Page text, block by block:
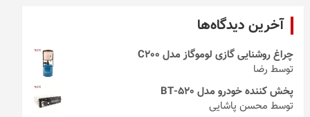
آخرین دیدگاه‌ها
چراغ روشنایی گازی لوموگاز مدل C200
توسط رضا
پخش کننده خودرو مدل 520-BT
توسط محسن پاشایی